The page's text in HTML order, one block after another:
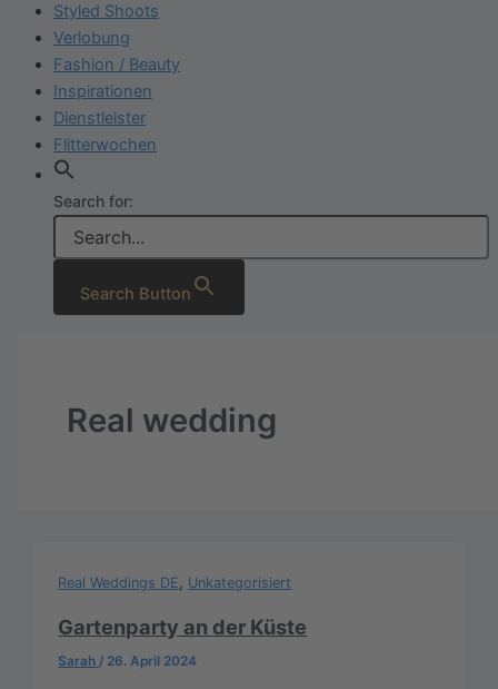
Styled Shoots
Verlobung
Fashion / Beauty
Inspirationen
Dienstleister
Flitterwochen
Search for:
Search Button
Real wedding
Real Weddings DE, Unkategorisiert
Gartenparty an der Küste
Sarah/ 26. April 2024